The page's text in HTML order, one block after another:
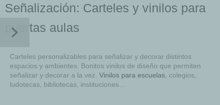
Señalización: Carteles y vinilos para
puertas aulas
Carteles personalizables para señalizar y decorar distintos
espacios y ambientes. Bonitos vinilos de diseño que permiten
señalizar y decorar a la vez. Vinilos para escuelas , colegios,
ludotecas, bibliotecas, instituciones…